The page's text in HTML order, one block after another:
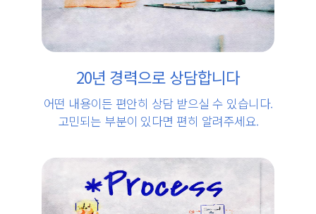
20년 경력으로 상담합니다
어떤 내용이든 편안히 상담 받으실 수 있습니다.
고민되는 부분이 있다면 편히 알려주세요.